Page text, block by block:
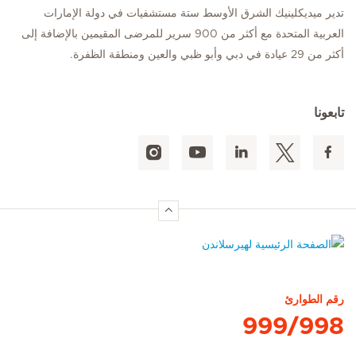
تدير ميديكلينيك الشرق الأوسط ستة مستشفيات في دولة الإمارات
العربية المتحدة مع أكثر من 900 سرير للمرضى المقيمين بالإضافة إلى
أكثر من 29 عيادة في دبي وأبو ظبي والعين ومنطقة الظفرة.
تابعونا
رقم الطوارئ
999/998